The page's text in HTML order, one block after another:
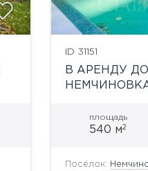
ID 31151
В АРЕНДУ
площадь
540 м2
Посёлок: